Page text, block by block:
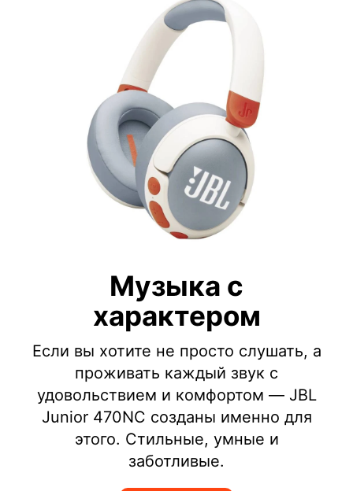
Музыка с
характером
Если вы хотите не просто слушать, а
проживать каждый звук с
удовольствием и комфортом — JBL
Junior 470NC созданы именно для
этого. Стильные, умные и
заботливые.